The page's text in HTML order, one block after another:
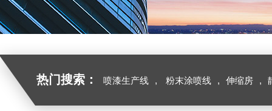
热门搜索： 喷漆生产线 , 粉末涂喷线 , 伸缩房 ,